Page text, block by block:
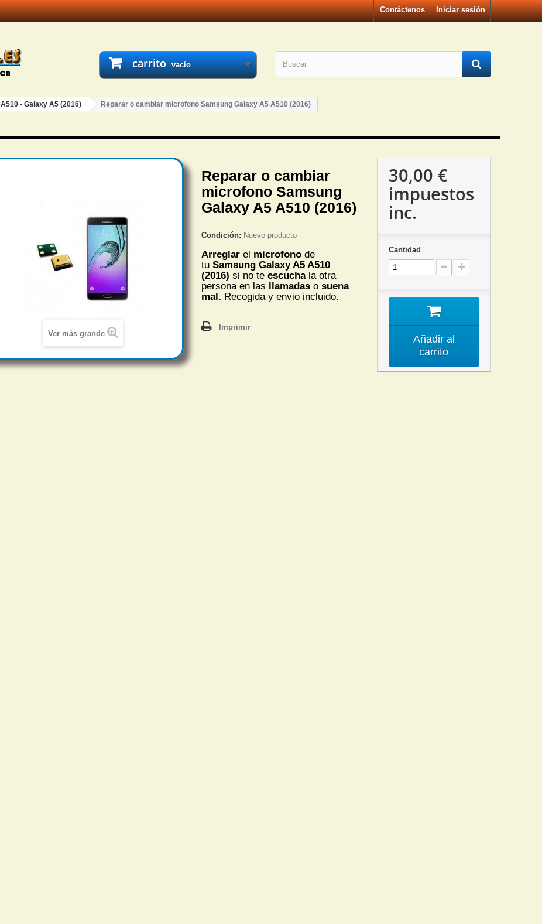
Iniciar sesión
Contáctenos
carrito vacío
A510 - Galaxy A5 (2016) Reparar o cambiar microfono Samsung Galaxy A5 A510 (2016)
Ver más grande
Reparar o cambiar
microfono Samsung
Galaxy A5 A510 (2016)
Condición: Nuevo producto
Arreglar el microfono de
tu Samsung Galaxy A5 A510
(2016) si no te escuchala otra
persona en las llamadas o suena
mal. Recogida y envio incluido.
Imprimir
30,00 €
impuestos
inc.
Cantidad
Añadir al
carrito